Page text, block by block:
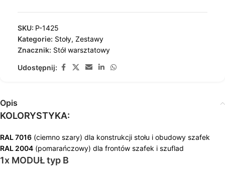
SKU: P-1425
Kategorie: Stoły, Zestawy
Znacznik: Stół warsztatowy
Udostępnij:
Opis
KOLORYSTYKA:
RAL 7016 (ciemno szary) dla konstrukcji stołu i obudowy szafek
RAL 2004 (pomarańczowy) dla frontów szafek i szuflad
1x MODUŁ typ B